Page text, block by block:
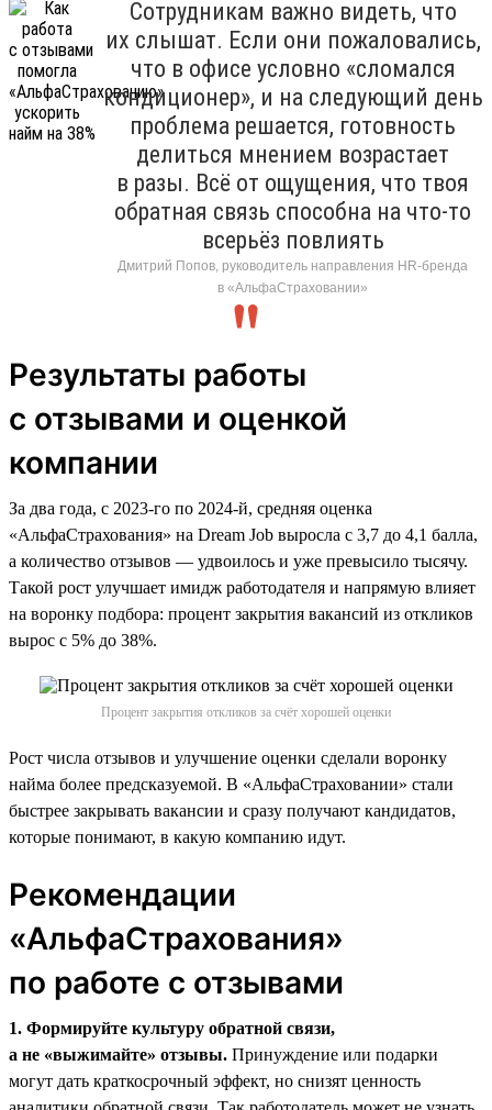
Сотрудникам важно видеть, что
их слышат. Если они пожаловались,
что в офисе условно «сломался
кондиционер», и на следующий день
проблема решается, готовность
делиться мнением возрастает
в разы. Всё от ощущения, что твоя
обратная связь способна на что-то
всерьёз повлиять
Дмитрий Попов, руководитель направления HR-бренда
в «АльфаСтраховании»
Результаты работы
с отзывами и оценкой
компании
За два года, с 2023-го по 2024-й, средняя оценка
«АльфаСтрахования» на Dream Job выросла с 3,7 до 4,1 балла,
а количество отзывов — удвоилось и уже превысило тысячу.
Такой рост улучшает имидж работодателя и напрямую влияет
на воронку подбора: процент закрытия вакансий из откликов
вырос с 5% до 38%.
Процент закрытия откликов за счёт хорошей оценки
Рост числа отзывов и улучшение оценки сделали воронку
найма более предсказуемой. В «АльфаСтраховании» стали
быстрее закрывать вакансии и сразу получают кандидатов,
которые понимают, в какую компанию идут.
Рекомендации
«АльфаСтрахования»
по работе с отзывами
1. Формируйте культуру обратной связи,
а не «выжимайте» отзывы. Принуждение или подарки
могут дать краткосрочный эффект, но снизят ценность